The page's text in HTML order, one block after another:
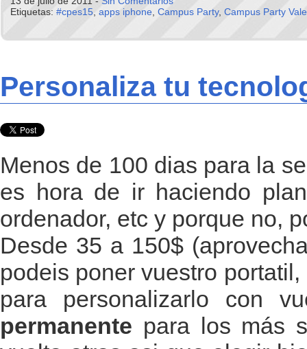
Etiquetas: #cpes15, apps iphone, Campus Party, Campus Party
Personaliza tu
Menos de 100 dias para la
es hora de ir haciendo
ordenador, etc y porque no,
Desde 35 a 150$
podeis poner vuestro
para personalizarlo con
permanente para los más